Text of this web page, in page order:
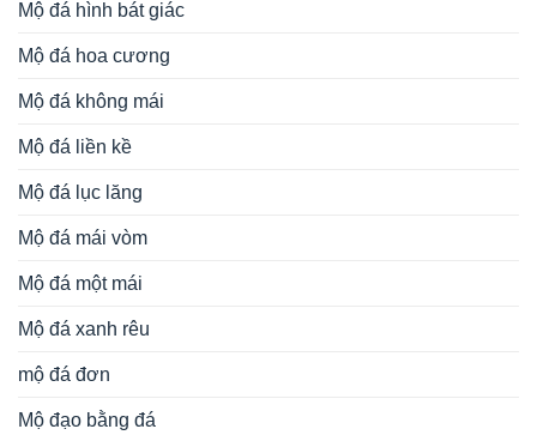
Mộ đá hình bát giác
Mộ đá hoa cương
Mộ đá không mái
Mộ đá liền kề
Mộ đá lục lăng
Mộ đá mái vòm
Mộ đá một mái
Mộ đá xanh rêu
mộ đá đơn
Mộ đạo bằng đá